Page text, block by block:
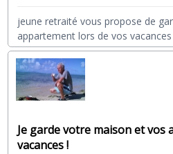
jeune retraité vous propose de
appartement lors de vos
Je garde votre maison et vos
vacances !